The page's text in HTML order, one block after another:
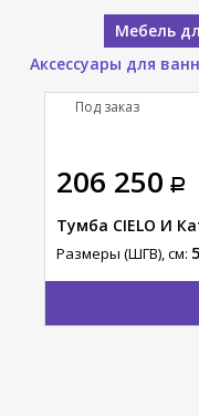
Мебель
Аксессуары для
206 250
Тумба CIELO И
Размеры (ШГВ), см:
Под заказ